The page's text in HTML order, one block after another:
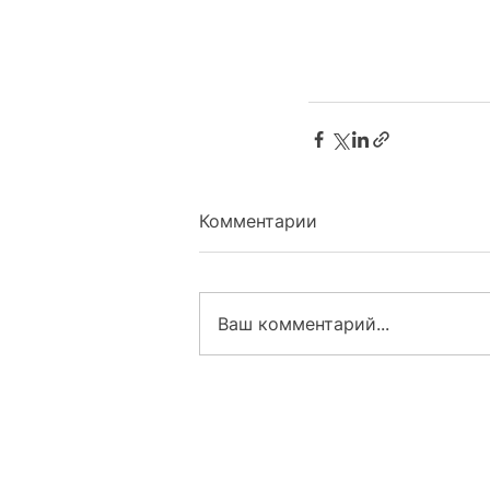
Комментарии
Ваш комментарий...